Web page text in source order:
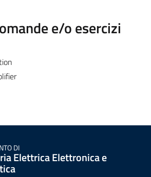
e/o esercizi
DI
Elettrica Elettronica e